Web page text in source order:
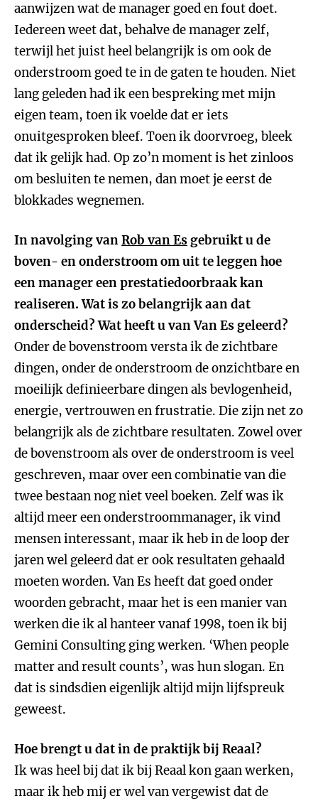
aanwijzen wat de manager goed en fout doet.
Iedereen weet dat, behalve de manager zelf,
terwijl het juist heel belangrijk is om ook de
onderstroom goed te in de gaten te houden. Niet
lang geleden had ik een bespreking met mijn
eigen team, toen ik voelde dat er iets
onuitgesproken bleef. Toen ik doorvroeg, bleek
dat ik gelijk had. Op zo’n moment is het zinloos
om besluiten te nemen, dan moet je eerst de
blokkades wegnemen.
In navolging vanRob van Esgebruikt u de
boven- en onderstroom om uit te leggen hoe
een manager een prestatiedoorbraak kan
realiseren. Wat is zo belangrijk aan dat
onderscheid? Wat heeft u van Van Es geleerd?
Onder de bovenstroom versta ik de zichtbare
dingen, onder de onderstroom de onzichtbare en
moeilijk definieerbare dingen als bevlogenheid,
energie, vertrouwen en frustratie. Die zijn net zo
belangrijk als de zichtbare resultaten. Zowel over
de bovenstroom als over de onderstroom is veel
geschreven, maar over een combinatie van die
twee bestaan nog niet veel boeken. Zelf was ik
altijd meer een onderstroommanager, ik vind
mensen interessant, maar ik heb in de loop der
jaren wel geleerd dat er ook resultaten gehaald
moeten worden. Van Es heeft dat goed onder
woorden gebracht, maar het is een manier van
werken die ik al hanteer vanaf 1998, toen ik bij
Gemini Consulting ging werken. ‘When people
matter and result counts’, was hun slogan. En
dat is sindsdien eigenlijk altijd mijn lijfspreuk
geweest.
Hoe brengt u dat in de praktijk bij Reaal?
Ik was heel bij dat ik bij Reaal kon gaan werken,
maar ik heb mij er wel van vergewist dat de